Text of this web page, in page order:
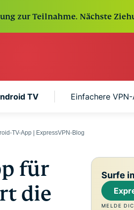
zur Teilnahme. Nächste
TV Einfachere
TV-App | ExpressVPN-Blog
für
die
Surfe
MELDE